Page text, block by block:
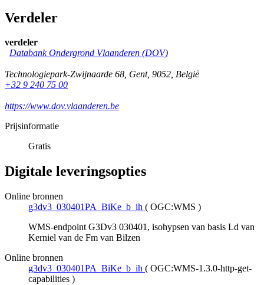
Verdeler
verdeler
Databank Ondergrond Vlaanderen (DOV)
Technologiepark-Zwijnaarde 68, Gent, 9052, België
+32 9 240 75 00
https://www.dov.vlaanderen.be
Prijsinformatie
Gratis
Digitale leveringsopties
Online bronnen
g3dv3_030401PA_BiKe_b_ih ( OGC:WMS )
WMS-endpoint G3Dv3 030401, isohypsen van basis Ld van
Kerniel van de Fm van Bilzen
Online bronnen
g3dv3_030401PA_BiKe_b_ih ( OGC:WMS-1.3.0-http-get-
capabilities )